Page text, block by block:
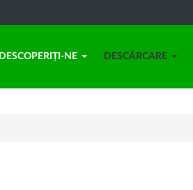
DESCOPERIȚI-NE DESCĂRCARE